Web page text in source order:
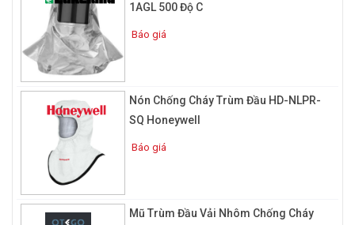
1AGL 500 Độ C
Báo giá
Nón Chống Cháy Trùm Đầu HD-NLPR-
SQ Honeywell
Báo giá
Mũ Trùm Đầu Vải Nhôm Chống Cháy